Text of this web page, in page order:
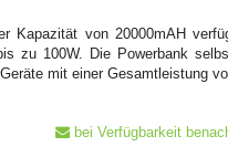
Kapazität von 20000mAH
zu 100W. Die Powerbank
mit einer Gesamtleistung
bei Verfügbarkeit